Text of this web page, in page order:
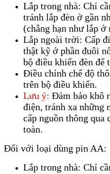
Lắp trong nhà: Chỉ
tránh lắp đèn ở gần
(chẳng hạn như lắp ở
Lắp ngoài trời: Cấp
thật kỹ ở phần đuôi
bộ điều khiển đèn để
Điều chỉnh chế độ
trên bộ điều khiển.
Lưu ý: Đảm bảo khô
điện, tránh xa những
cấp nguồn thông qua
toàn.
Đối với loại dùng pin AA:
Lắp trong nhà: Chỉ